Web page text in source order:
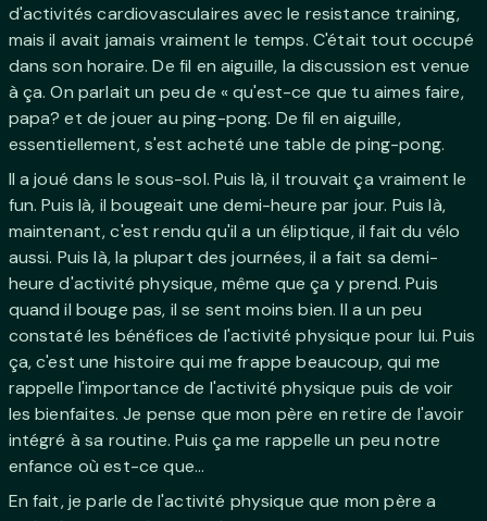
d'activités cardiovasculaires avec le resistance training,
mais il avait jamais vraiment le temps. C'était tout occupé
dans son horaire. De fil en aiguille, la discussion est venue
à ça. On parlait un peu de « qu'est-ce que tu aimes faire,
papa? et de jouer au ping-pong. De fil en aiguille,
essentiellement, s'est acheté une table de ping-pong.
Il a joué dans le sous-sol. Puis là, il trouvait ça vraiment le
fun. Puis là, il bougeait une demi-heure par jour. Puis là,
maintenant, c'est rendu qu'il a un éliptique, il fait du vélo
aussi. Puis là, la plupart des journées, il a fait sa demi-
heure d'activité physique, même que ça y prend. Puis
quand il bouge pas, il se sent moins bien. Il a un peu
constaté les bénéfices de l'activité physique pour lui. Puis
ça, c'est une histoire qui me frappe beaucoup, qui me
rappelle l'importance de l'activité physique puis de voir
les bienfaites. Je pense que mon père en retire de l'avoir
intégré à sa routine. Puis ça me rappelle un peu notre
enfance où est-ce que...
En fait, je parle de l'activité physique que mon père a